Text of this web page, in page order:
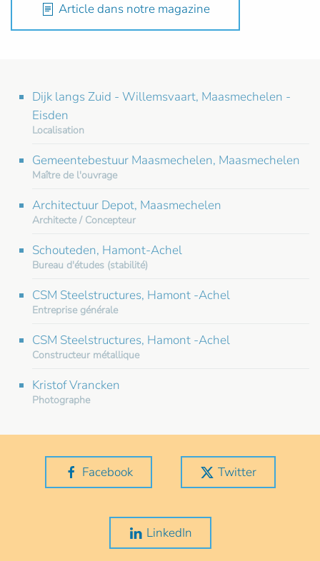
Article dans notre magazine
Dijk langs Zuid - Willemsvaart, Maasmechelen -
Eisden
Localisation
Gemeentebestuur Maasmechelen, Maasmechelen
Maître de l'ouvrage
Architectuur Depot, Maasmechelen
Architecte / Concepteur
Schouteden, Hamont-Achel
Bureau d'études (stabilité)
CSM Steelstructures, Hamont -Achel
Entreprise générale
CSM Steelstructures, Hamont -Achel
Constructeur métallique
Kristof Vrancken
Photographe
Facebook Twitter
LinkedIn